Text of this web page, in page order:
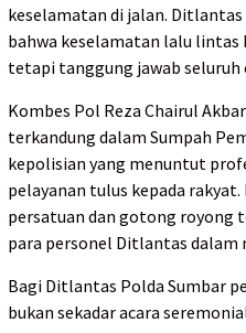
keselamatan di jalan.
bahwa keselamatan lalu lintas
tetapi tanggung jawab seluruh
Kombes Pol Reza Chairul
terkandung dalam Sumpah
kepolisian yang menuntut
pelayanan tulus kepada
persatuan dan gotong royong
para personel Ditlantas dalam
Bagi Ditlantas Polda Sumbar
bukan sekadar acara